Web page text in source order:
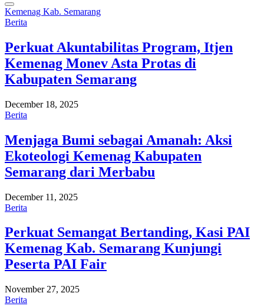
Kemenag Kab. Semarang
Berita
Perkuat Akuntabilitas Program, Itjen
Kemenag Monev Asta Protas di
Kabupaten Semarang
December 18, 2025
Berita
Menjaga Bumi sebagai Amanah: Aksi
Ekoteologi Kemenag Kabupaten
Semarang dari Merbabu
December 11, 2025
Berita
Perkuat Semangat Bertanding, Kasi PAI
Kemenag Kab. Semarang Kunjungi
Peserta PAI Fair
November 27, 2025
Berita